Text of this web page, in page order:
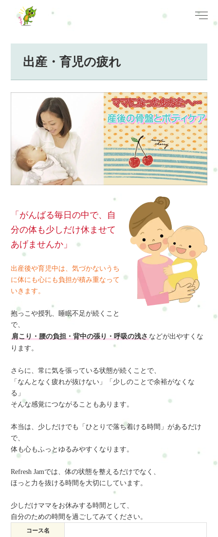
出産・育児の疲れ
「がんばる毎日の中で、自
分の体も少しだけ休ませて
あげませんか」
出産後や育児中は、気づかないうち
に体にも心にも負担が積み重なって
いきます。
抱っこや授乳、睡眠不足が続くこと
で、
肩こり・腰の負担・背中の張り・呼吸の浅さ などが出やすくな
ります。
さらに、常に気を張っている状態が続くことで、
「なんとなく疲れが抜けない」「少しのことで余裕がなくな
る」
そんな感覚につながることもあります。
本当は、少しだけでも「ひとりで落ち着ける時間」があるだけ
で、
体も心もふっとゆるみやすくなります。
Refresh Jamでは、体の状態を整えるだけでなく、
ほっと力を抜ける時間を大切にしています。
少しだけママをお休みする時間として、
自分のための時間を過ごしてみてください。
コース名